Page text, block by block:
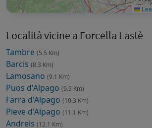
Località vicine a Forcella Lastè
Tambre (5.5 Km)
Barcis (8.3 Km)
Lamosano (9.1 Km)
Puos d'Alpago (9.9 Km)
Farra d'Alpago (10.3 Km)
Pieve d'Alpago (11.1 Km)
Andreis (12.1 Km)